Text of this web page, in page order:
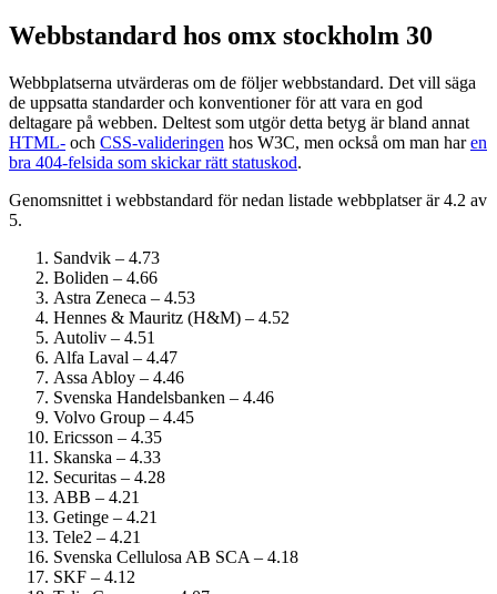
Webbstandard hos omx stockholm 30
Webbplatserna utvärderas om de följer webbstandard. Det vill säga
de uppsatta standarder och konventioner för att vara en god
deltagare på webben. Deltest som utgör detta betyg är bland annat
HTML- och CSS-valideringen hos W3C, men också om man haren
bra 404-felsida som skickar rätt statuskod.
Genomsnittet i webbstandard för nedan listade webbplatser är 4.2 av
5.
Sandvik – 4.73
Boliden – 4.66
Astra Zeneca – 4.53
Hennes & Mauritz (H&M) – 4.52
Autoliv – 4.51
Alfa Laval – 4.47
Assa Abloy – 4.46
Svenska Handelsbanken – 4.46
Volvo Group – 4.45
Ericsson – 4.35
Skanska – 4.33
Securitas – 4.28
ABB – 4.21
Getinge – 4.21
Tele2 – 4.21
Svenska Cellulosa AB SCA – 4.18
SKF – 4.12